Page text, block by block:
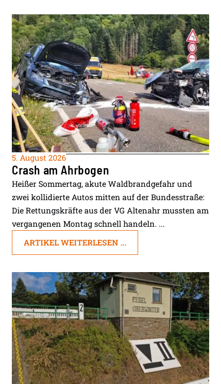
5. August 2026
Crash am Ahrbogen
Heißer Sommertag, akute Waldbrandgefahr und
zwei kollidierte Autos mitten auf der Bundesstraße:
Die Rettungskräfte aus der VG Altenahr mussten am
vergangenen Montag schnell handeln. ...
ARTIKEL WEITERLESEN ...